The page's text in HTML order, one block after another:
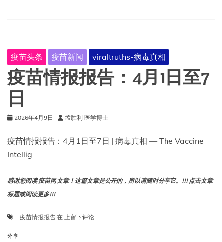
日
疫苗头条 疫苗新闻 viraltruths-病毒真相
疫苗情报报告：4月1日至7
日
2026年4月9日 孟胜利 医学博士
疫苗情报报告：4月1日至7日 | 病毒真相 — The Vaccine
Intellig
感谢您阅读 疫苗网 文章！这篇文章是公开的，所以请随时分享它。!!! 点击文章
标题或阅读更多!!!
疫苗情报报告 在 疫
上留下评论
分享